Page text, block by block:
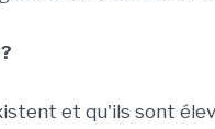
et qu'ils sont